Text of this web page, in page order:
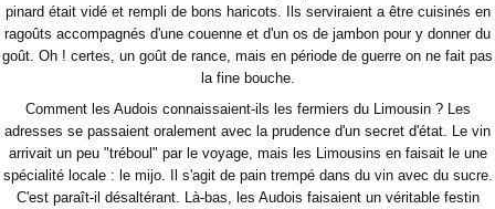
pinard était vidé et rempli de bons haricots. Ils serviraient a être cuisinés en
ragoûts accompagnés d'une couenne et d'un os de jambon pour y donner du
goût. Oh ! certes, un goût de rance, mais en période de guerre on ne fait pas
la fine bouche.
Comment les Audois connaissaient-ils les fermiers du Limousin ? Les
adresses se passaient oralement avec la prudence d'un secret d'état. Le vin
arrivait un peu "tréboul" par le voyage, mais les Limousins en faisait le une
spécialité locale : le mijo. Il s'agit de pain trempé dans du vin avec du sucre.
C'est paraît-il désaltérant. Là-bas, les Audois faisaient un véritable festin